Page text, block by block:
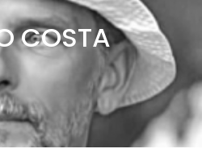
COSTA